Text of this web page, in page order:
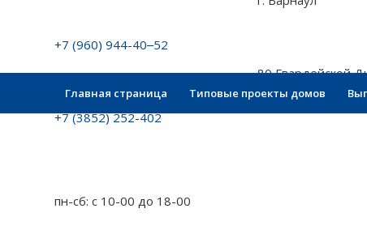
80 Гвардейской
+7 (960) 944-40‒52
+7 (3852) 252-402
пн-сб: с 10-00 до 18-00
Главная страница Типовые проекты домов